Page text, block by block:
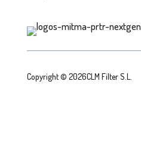
Copyright © 2026CLM Filter S.L.